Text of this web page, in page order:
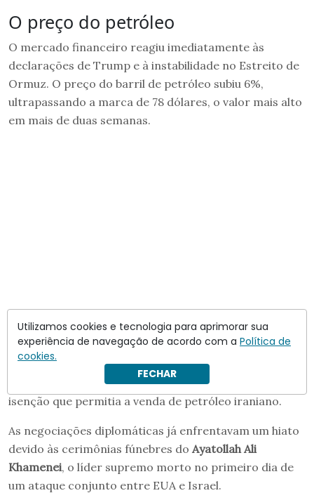
O preço do petróleo
O mercado financeiro reagiu imediatamente às
declarações de Trump e à instabilidade no Estreito de
Ormuz. O preço do barril de petróleo subiu 6%,
ultrapassando a marca de 78 dólares, o valor mais alto
em mais de duas semanas.
Esse aumento reflete o medo de interrupções
prolongadas no fornecimento de energia,
especialmente após o governo Trump revogar a
isenção que permitia a venda de petróleo iraniano.
As negociações diplomáticas já enfrentavam um hiato
devido às cerimônias fúnebres do Ayatollah Ali
Khamenei, o líder supremo morto no primeiro dia de
um ataque conjunto entre EUA e Israel.
Utilizamos cookies e tecnologia para aprimorar sua
experiência de navegação de acordo com a Política de
cookies.
FECHAR